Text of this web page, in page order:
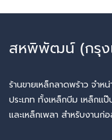
สหพิพัฒน์ (กรุง
ร้านขายเหล็กลาดพร้าว จำห
ประเภท ทั้งเหล็กบีม เหล็กแ
และเหล็กเพลา สำหรับงานก่